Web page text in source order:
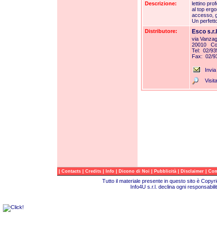
Descrizione:
lettino
al top
accesso,
Un
Distributore:
Esco s.r.l
via
20010
Tel: 02/
Fax: 02/
| Contacts | Credits | Info | Dicono di Noi | Pubblicità | Disclaimer |
Tutto il materiale presente in questo sito è
Info4U s.r.l. declina ogni